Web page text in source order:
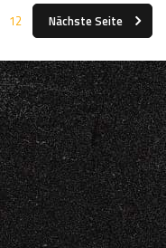
12 Nächste Seite